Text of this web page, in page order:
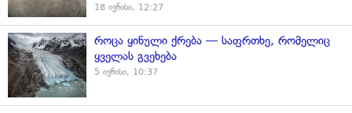
18 ივნისი, 12:27
როცა ყინული ქრება — საფრთხე, რომელიც
ყველას გვეხება
5 ივნისი, 10:37